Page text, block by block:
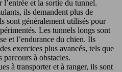
et la sortie du tunnel.
ils demandent plus de
sont généralement utilisés pour
Les tunnels longs sont
et l’endurance du chien. Ils
exercices plus avancés, tels que
parcours à obstacles.
à transporter et à ranger, ils sont